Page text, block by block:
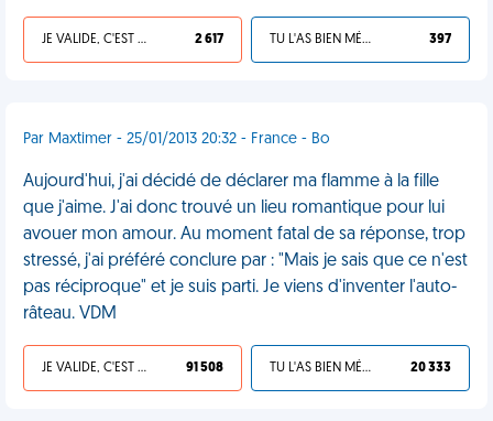
JE VALIDE, C'EST UNE VDM 2 617 TU L'AS BIEN MÉRITÉ 397
Par Maxtimer - 25/01/2013 20:32 - France - Bo
Aujourd'hui, j'ai décidé de déclarer ma flamme à la fille
que j'aime. J'ai donc trouvé un lieu romantique pour lui
avouer mon amour. Au moment fatal de sa réponse, trop
stressé, j'ai préféré conclure par : "Mais je sais que ce n'est
pas réciproque" et je suis parti. Je viens d'inventer l'auto-
râteau. VDM
JE VALIDE, C'EST UNE VDM 91 508 TU L'AS BIEN MÉRITÉ 20 333